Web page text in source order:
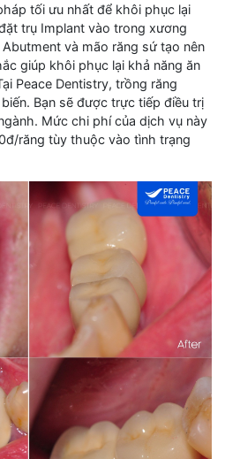
tối ưu nhất để khôi phục lại
trụ Implant vào trong xương
và mão răng sứ tạo nên
giúp khôi phục lại khả năng ăn
Peace Dentistry, trồng răng
Bạn sẽ được trực tiếp điều trị
Mức chi phí của dịch vụ này
răng tùy thuộc vào tình trạng